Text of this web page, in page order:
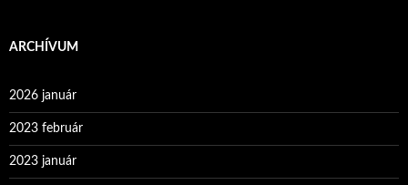
ARCHÍVUM
2026 január
2023 február
2023 január